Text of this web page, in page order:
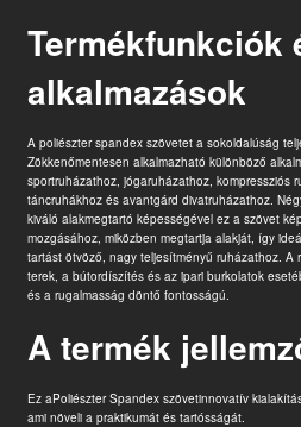
Termékfunkciók
alkalmazások
A poliészter spandex szövetet a sokoldalúság
Zökkenőmentesen alkalmazható különböző
sportruházathoz, jógaruházathoz, kompressziós
táncruhákhoz és avantgárd divatruházathoz.
kiváló alakmegtartó képességével ez a szövet
mozgásához, miközben megtartja alakját, így
tartást ötvöző, nagy teljesítményű ruházathoz. A
terek, a bútordíszítés és az ipari burkolatok
és a rugalmasság döntő fontosságú.
A termék
Ez aPoliészter Spandex szövetinnovatív
ami növeli a praktikumát és tartósságát.